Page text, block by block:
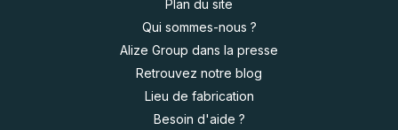
Plan du site
Qui sommes-nous ?
Alize Group dans la presse
Retrouvez notre blog
Lieu de fabrication
Besoin d'aide ?